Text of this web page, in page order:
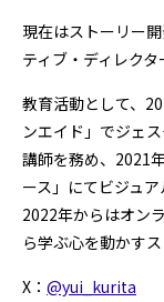
現在はストーリー
ティブ・ディレクタ
教育活動として、
ンエイド」でジェ
講師を務め、2021
ース」にてビジュ
2022年からはオン
ら学ぶ心を動かす
X： @yui_kurita